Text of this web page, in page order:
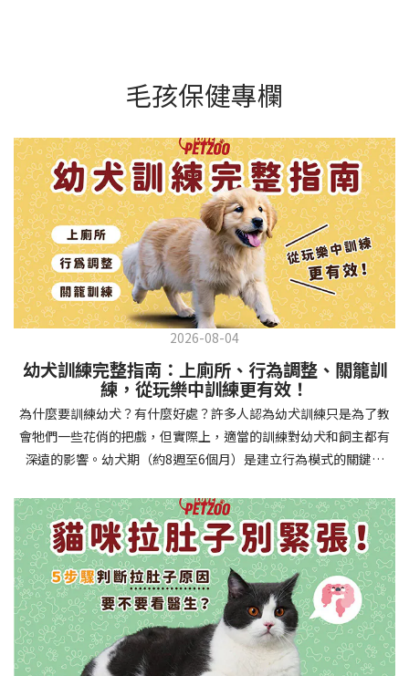
毛孩保健專欄
2026-08-04
幼犬訓練完整指南：上廁所、行為調整、關籠訓
練，從玩樂中訓練更有效！
為什麼要訓練幼犬？有什麼好處？許多人認為幼犬訓練只是為了教
會牠們一些花俏的把戲，但實際上，適當的訓練對幼犬和飼主都有
深遠的影響。幼犬期（約8週至6個月）是建立行為模式的關鍵時
的行為問題，並建立人犬間的健康關係。 建立安全健康的生活環境
透過基礎訓練，幼犬能學會家居規則，避免危險行為和破壞家具。
像是「不」和「放下」等指令可以阻止幼犬咬電線或誤食有害物
質，有效降低居家意外風險。規律的如廁訓練則能養成良好衛生習
慣，讓家中環境保持乾淨舒適。增強溝通與信任關係訓練過程就像
建立一種共同語言，幫助你和幼犬更好地理解彼此。當幼犬學會回
應你的指令，不只增加了互動機會，也建立了主人作為領導者的地
位。正向獎勵式訓練更能培養幼犬對你的信任感，強化情感連結，